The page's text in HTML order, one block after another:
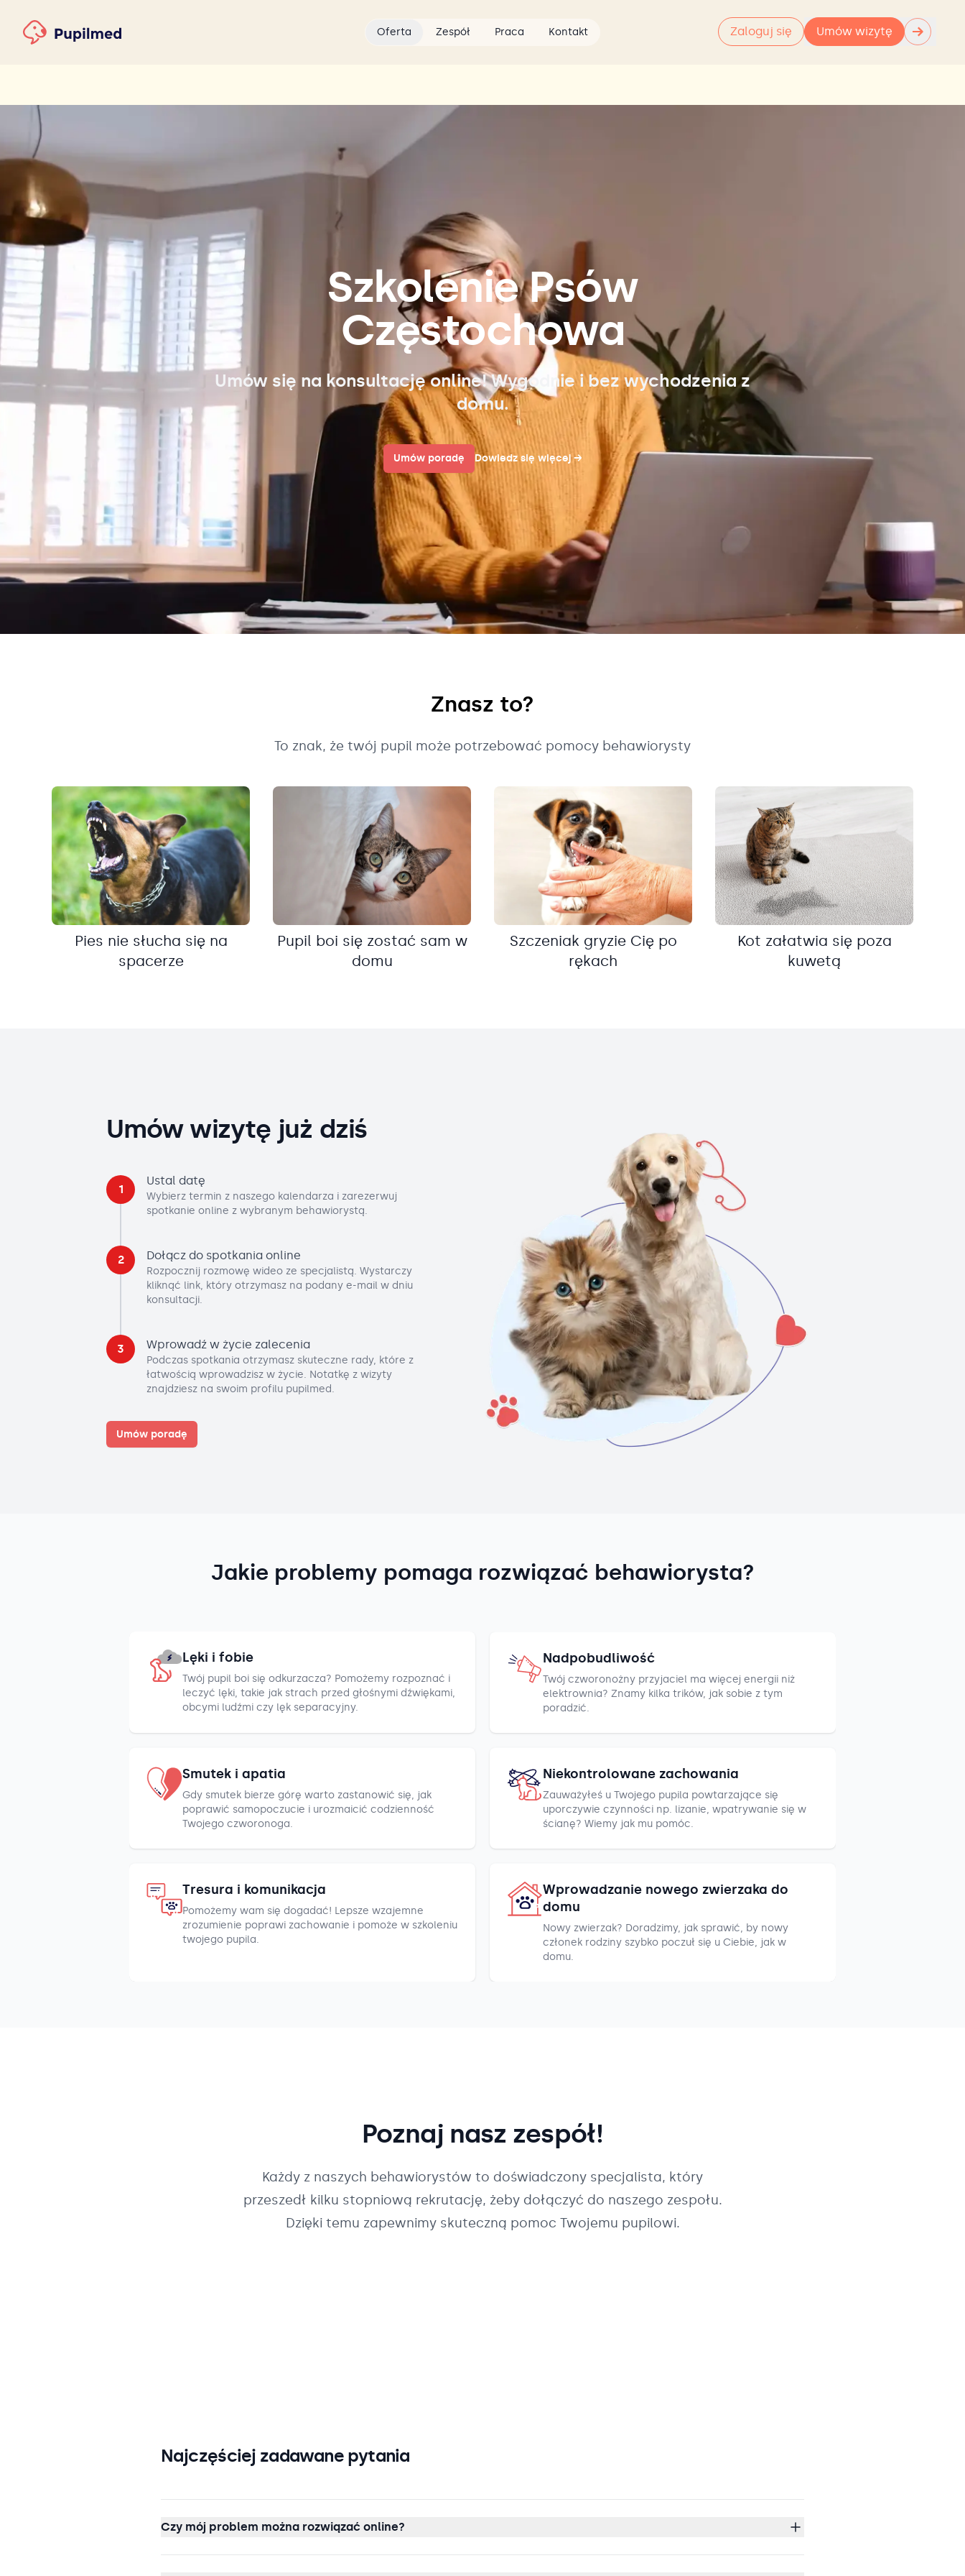
Oferta Zespół Praca Kontakt Zaloguj się Umów wizytę →
Szkolenie Psów
Częstochowa
Umów się na konsultację online! Wygodnie i bez wychodzenia z
domu.
Umów poradę Dowiedz się więcej→
Znasz to?
To znak, że twój pupil może potrzebować pomocy behawiorysty
Pies nie słucha się na
spacerze
Pupil boi się zostać sam w
domu
Szczeniak gryzie Cię po
rękach
Kot załatwia się poza
kuwetą
Umów wizytę już dziś
1
Ustal datę
Wybierz termin z naszego kalendarza i zarezerwuj
spotkanie online z wybranym behawiorystą.
2 Dołącz do spotkania online
Rozpocznij rozmowę wideo ze specjalistą. Wystarczy
kliknąć link, który otrzymasz na podany e-mail w dniu
konsultacji.
3 Wprowadź w życie zalecenia
Podczas spotkania otrzymasz skuteczne rady, które z
łatwością wprowadzisz w życie. Notatkę z wizyty
znajdziesz na swoim profilu pupilmed.
Umów poradę
Jakie problemy pomaga rozwiązać behawiorysta?
Lęki i fobie
Twój pupil boi się odkurzacza? Pomożemy rozpoznać i
leczyć lęki, takie jak strach przed głośnymi dźwiękami,
obcymi ludźmi czy lęk separacyjny.
Nadpobudliwość
Twój czworonożny przyjaciel ma więcej energii niż
elektrownia? Znamy kilka trików, jak sobie z tym
poradzić.
Smutek i apatia
Gdy smutek bierze górę warto zastanowić się, jak
poprawić samopoczucie i urozmaicić codzienność
Twojego czworonoga.
Niekontrolowane zachowania
Zauważyłeś u Twojego pupila powtarzające się
uporczywie czynności np. lizanie, wpatrywanie się w
ścianę? Wiemy jak mu pomóc.
Tresura i komunikacja
Pomożemy wam się dogadać! Lepsze wzajemne
zrozumienie poprawi zachowanie i pomoże w szkoleniu
twojego pupila.
Wprowadzanie nowego zwierzaka do
domu
Nowy zwierzak? Doradzimy, jak sprawić, by nowy
członek rodziny szybko poczuł się u Ciebie, jak w
domu.
Poznaj nasz zespół!
Każdy z naszych behawiorystów to doświadczony specjalista, który
przeszedł kilku stopniową rekrutację, żeby dołączyć do naszego zespołu.
Dzięki temu zapewnimy skuteczną pomoc Twojemu pupilowi.
Najczęściej zadawane pytania
Czy mój problem można rozwiązać online?